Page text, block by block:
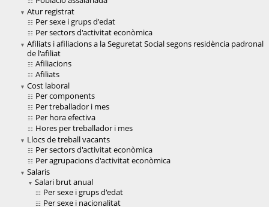
Atur registrat
Per sexe i grups d'edat
Per sectors d'activitat econòmica
Afiliats i afiliacions a la Seguretat Social segons residència padronal
de l'afiliat
Afiliacions
Afiliats
Cost laboral
Per components
Per treballador i mes
Per hora efectiva
Hores per treballador i mes
Llocs de treball vacants
Per sectors d'activitat econòmica
Per agrupacions d'activitat econòmica
Salaris
Salari brut anual
Per sexe i grups d'edat
Per sexe i nacionalitat